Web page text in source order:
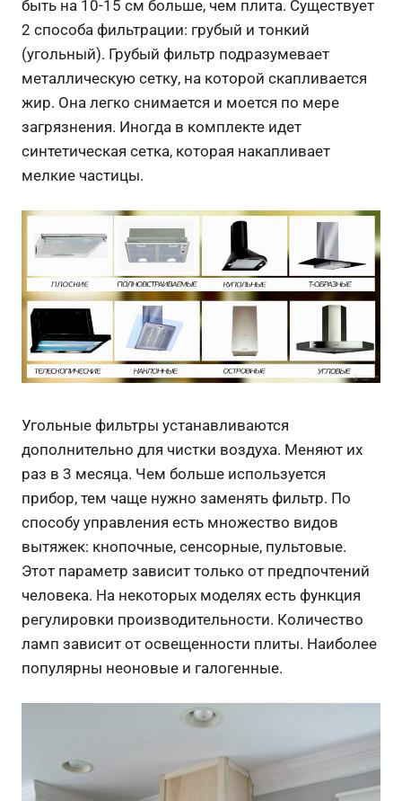
быть на 10-15 см больше, чем плита. Существует
2 способа фильтрации: грубый и тонкий
(угольный). Грубый фильтр подразумевает
металлическую сетку, на которой скапливается
жир. Она легко снимается и моется по мере
загрязнения. Иногда в комплекте идет
синтетическая сетка, которая накапливает
мелкие частицы.
Угольные фильтры устанавливаются
дополнительно для чистки воздуха. Меняют их
раз в 3 месяца. Чем больше используется
прибор, тем чаще нужно заменять фильтр. По
способу управления есть множество видов
вытяжек: кнопочные, сенсорные, пультовые.
Этот параметр зависит только от предпочтений
человека. На некоторых моделях есть функция
регулировки производительности. Количество
ламп зависит от освещенности плиты. Наиболее
популярны неоновые и галогенные.